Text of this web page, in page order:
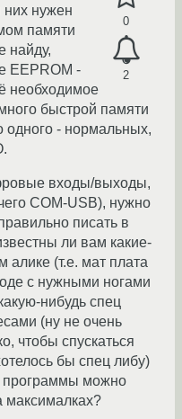
0
2
них нужен
памяти
найду,
EEPROM -
необходимое
быстрой памяти
одного - нормальных,
входы/выходы,
COM-USB), нужно
писать в
ли вам какие-
алике (т.е. мат плата
с нужными ногами
нибудь спец
(ну не очень
чтобы спускаться
бы спец либу)
программы можно
максималках?